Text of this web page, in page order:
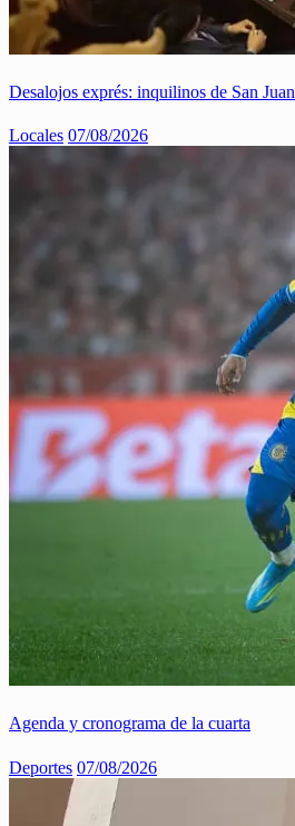
Desalojos exprés: inquilinos de San Juan
Locales 07/08/2026
Agenda y cronograma de la cuarta
Deportes 07/08/2026